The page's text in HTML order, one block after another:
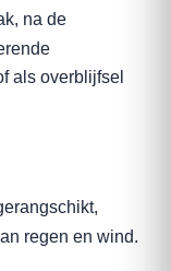
na de
als overblijfsel
regen en wind.